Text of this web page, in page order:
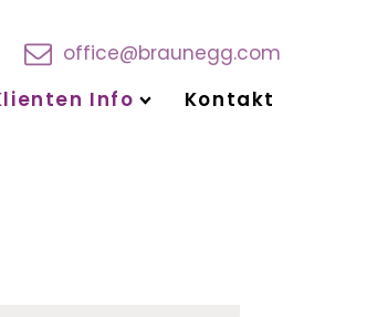
office@braunegg.com
Info Kontakt